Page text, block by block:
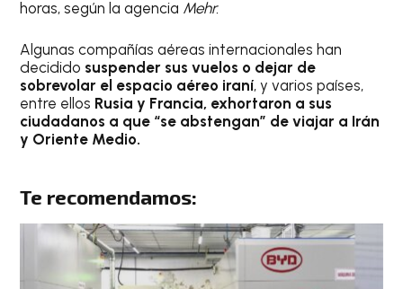
horas, según la agencia Mehr.
Algunas compañías aéreas internacionales han
decidido suspender sus vuelos o dejar de
sobrevolar el espacio aéreo iraní, y varios países,
entre ellos Rusia y Francia, exhortaron a sus
ciudadanos a que “se abstengan” de viajar a Irán
y Oriente Medio.
Te recomendamos: